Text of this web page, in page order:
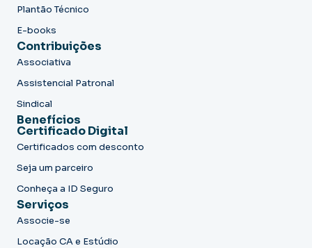
Plantão Técnico
E-books
Contribuições
Associativa
Assistencial Patronal
Sindical
Benefícios
Certificado Digital
Certificados com desconto
Seja um parceiro
Conheça a ID Seguro
Serviços
Associe-se
Locação CA e Estúdio